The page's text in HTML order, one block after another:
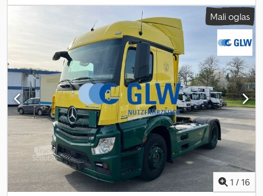
emisijski razred:Euro 6, Oprema:je imel nesrečo, klimatska
naprava, parkirni grelec
, * Multifunction steering wheel * Air
conditioning * Auxiliary heater * Sleeper bunk * Radio * Cruise
control * Leaf/air suspension * Engine brake * Tipping hydraulics
-----Internal vehicle number: 10898----Subject to errors and prior
sale. Dedpfx Amjwc Ihze Rsck
Mali oglas
1 / 16